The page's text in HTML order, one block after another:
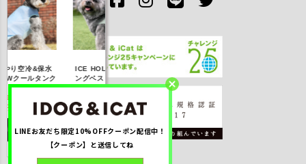
り空冷&保水
クールタンク
OFF】2,310
(税込み)
しく見る
ICE HOLD フィッシ
ングベスト 保冷剤付
円(税込み)
詳しく見る
IDOG ICE HOLD ネ
ッククーラー 保冷剤
円(税込み)
詳しく見る
LINEお友だち限定10%OFFクーポン配信中！
【クーポン】と送信してね